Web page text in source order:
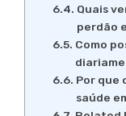
Quais
perdão
Como
Por que
saúde